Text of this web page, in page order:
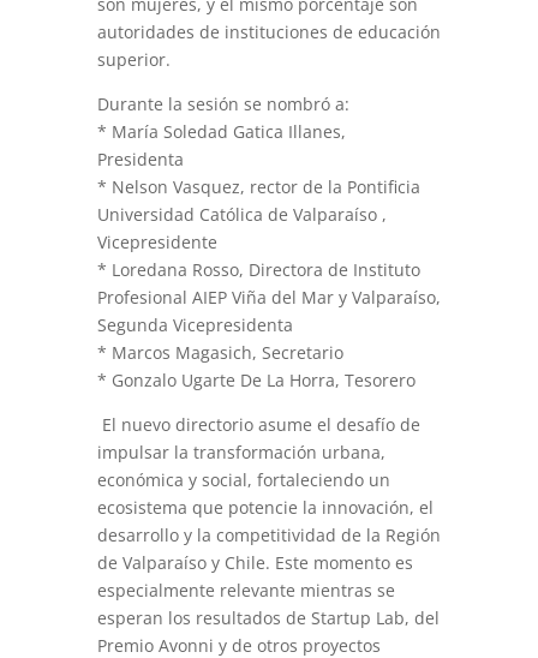
autoridades de instituciones de educación
superior.
Durante la sesión se nombró a:
* María Soledad Gatica Illanes,
Presidenta
* Nelson Vasquez, rector de la Pontificia
Universidad Católica de Valparaíso ,
Vicepresidente
* Loredana Rosso, Directora de Instituto
Profesional AIEP Viña del Mar y Valparaíso,
Segunda Vicepresidenta
* Marcos Magasich, Secretario
* Gonzalo Ugarte De La Horra, Tesorero
El nuevo directorio asume el desafío de
impulsar la transformación urbana,
económica y social, fortaleciendo un
ecosistema que potencie la innovación, el
desarrollo y la competitividad de la Región
de Valparaíso y Chile. Este momento es
especialmente relevante mientras se
esperan los resultados de Startup Lab, del
Premio Avonni y de otros proyectos